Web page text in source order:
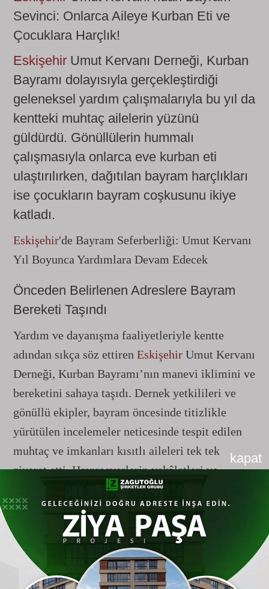
kapat
Sevinci: Onlarca Aileye Kurban Eti ve
Çocuklara Harçlık!
Eskişehir Umut Kervanı Derneği, Kurban
Bayramı dolayısıyla gerçekleştirdiği
geleneksel yardım çalışmalarıyla bu yıl da
kentteki muhtaç ailelerin yüzünü
güldürdü. Gönüllülerin hummalı
çalışmasıyla onlarca eve kurban eti
ulaştırılırken, dağıtılan bayram harçlıkları
ise çocukların bayram coşkusunu ikiye
katladı.
Eskişehir'de Bayram Seferberliği: Umut Kervanı
Yıl Boyunca Yardımlara Devam Edecek
Önceden Belirlenen Adreslere Bayram
Bereketi Taşındı
Yardım ve dayanışma faaliyetleriyle kentte
adından sıkça söz ettiren Eskişehir Umut Kervanı
Derneği, Kurban Bayramı’nın manevi iklimini ve
bereketini sahaya taşıdı. Dernek yetkilileri ve
gönüllü ekipler, bayram öncesinde titizlikle
yürütülen incelemeler neticesinde tespit edilen
muhtaç ve imkanları kısıtlı aileleri tek tek
ziyaret etti. Hayırseverlerin vekâletleri ve
bağışlarıyla hazırlanan kurban eti paketleri,
bayram günleri boyunca planlı bir
koordinasyonla bu ailelerin adreslerine teslim
edildi.
"Amacımız Bayramın Sevincini